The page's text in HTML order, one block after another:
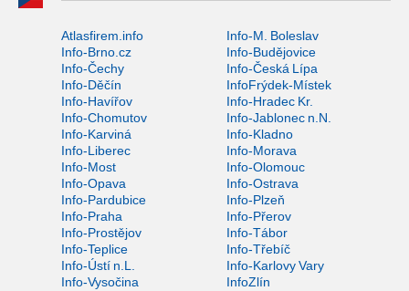
Atlasfirem.info
Info-M. Boleslav
Info-Brno.cz
Info-Budějovice
Info-Čechy
Info-Česká Lípa
Info-Děčín
InfoFrýdek-Místek
Info-Havířov
Info-Hradec Kr.
Info-Chomutov
Info-Jablonec n.N.
Info-Karviná
Info-Kladno
Info-Liberec
Info-Morava
Info-Most
Info-Olomouc
Info-Opava
Info-Ostrava
Info-Pardubice
Info-Plzeň
Info-Praha
Info-Přerov
Info-Prostějov
Info-Tábor
Info-Teplice
Info-Třebíč
Info-Ústí n.L.
Info-Karlovy Vary
Info-Vysočina
InfoZlín